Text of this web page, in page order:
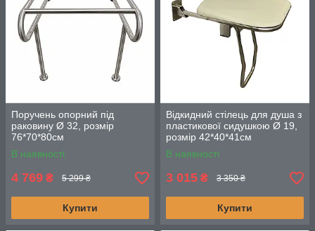
Поручень опорний під
раковину Ø 32, розмір
76*70*80см
В наявності
4 769 ₴ 5 299 ₴
Купити
Відкидний стілець для душа з
пластикової сидушкою Ø 19,
розмір 42*40*41см
В наявності
3 015 ₴ 3 350 ₴
Купити